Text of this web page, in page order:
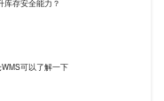
库存安全能力？
可以了解一下